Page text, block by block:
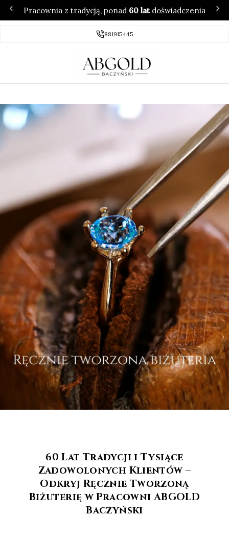
Pracownia z tradycją, ponad 60 latdoświadczenia
881915445
60 Lat Tradycji i Tysiące
Zadowolonych Klientów –
Odkryj Ręcznie Tworzoną
Biżuterię w Pracowni ABGOLD
Baczyński